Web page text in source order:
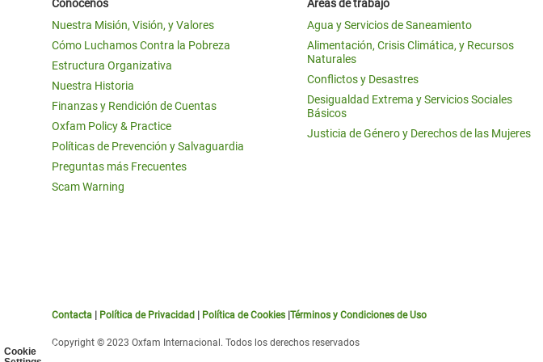
Cookie
Conócenos
Nuestra Misión, Visión, y Valores
Cómo Luchamos Contra la Pobreza
Estructura Organizativa
Nuestra Historia
Finanzas y Rendición de Cuentas
Oxfam Policy & Practice
Políticas de Prevención y Salvaguardia
Preguntas más Frecuentes
Scam Warning
Áreas de trabajo
Agua y Servicios de Saneamiento
Alimentación, Crisis Climática, y Recursos
Naturales
Conflictos y Desastres
Desigualdad Extrema y Servicios Sociales
Básicos
Justicia de Género y Derechos de las Mujeres
Contacta Política de Privacidad Política de Cookies Términos y Condiciones de Uso
Copyright © 2023 Oxfam Internacional. Todos los derechos reservados